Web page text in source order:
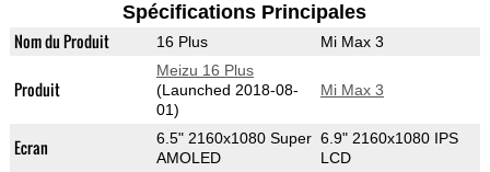
Spécifications Principales
Nom du Produit 16 Plus Mi Max 3
Produit
Meizu 16 Plus
(Launched 2018-08-
01)
Mi Max 3
Ecran
6.5" 2160x1080 Super
AMOLED
6.9" 2160x1080 IPS
LCD